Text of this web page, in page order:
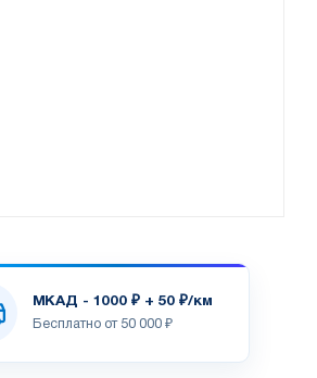
МКАД - 1000 ₽ + 50 ₽/км
Бесплатно от 50 000 ₽